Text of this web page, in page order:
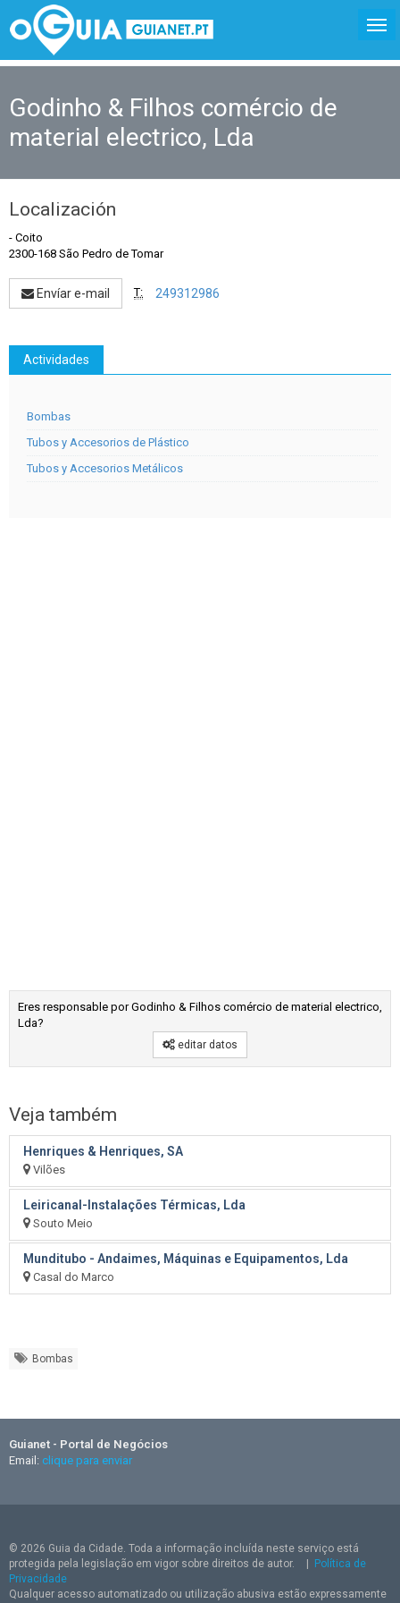
Godinho & Filhos comércio de
material electrico, Lda
Localización
- Coito
2300-168 São Pedro de Tomar
Envíar e-mail T: 249312986
Actividades
Bombas
Tubos y Accesorios de Plástico
Tubos y Accesorios Metálicos
Eres responsable por Godinho & Filhos comércio de material electrico,
Lda?
editar datos
Veja também
Henriques & Henriques, SA
Vilões
Leiricanal-Instalações Térmicas, Lda
Souto Meio
Munditubo - Andaimes, Máquinas e Equipamentos, Lda
Casal do Marco
Bombas
Guianet - Portal de Negócios
Email: clique para enviar
© 2026 Guia da Cidade. Toda a informação incluída neste serviço está
protegida pela legislação em vigor sobre direitos de autor.
Política de
Privacidade
Qualquer acesso automatizado ou utilização abusiva estão expressamente